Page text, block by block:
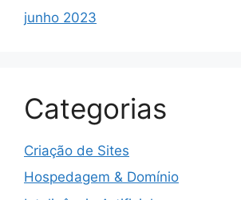
junho 2023
Categorias
Criação de Sites
Hospedagem & Domínio